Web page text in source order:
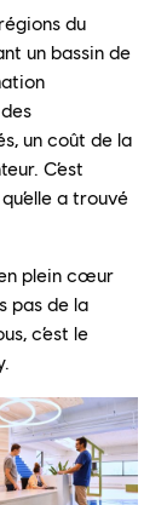
du
un bassin de
un coût de la
C’est
a trouvé
plein cœur
pas de la
c’est le